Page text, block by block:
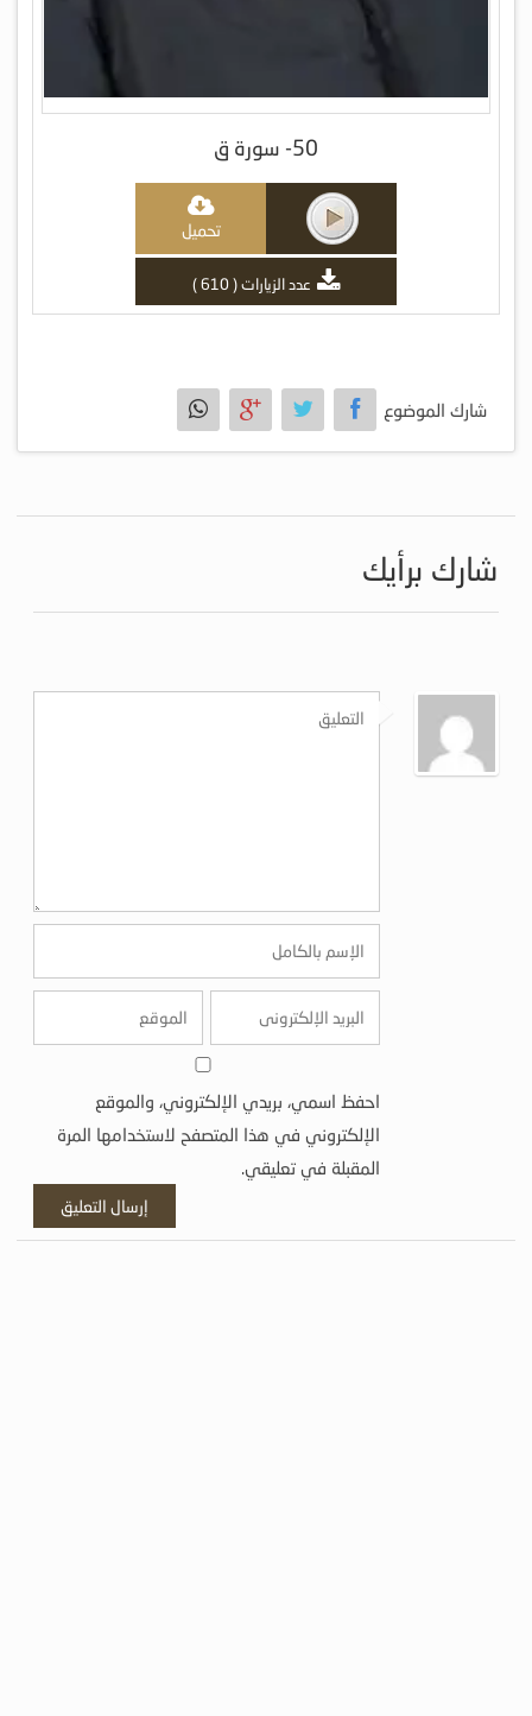
50- سورة ق
تحميل
عدد الزيارات ( 610 )
شارك الموضوع
شارك برأيك
احفظ اسمي، بريدي الإلكتروني، والموقع
الإلكتروني في هذا المتصفح لاستخدامها المرة
المقبلة في تعليقي.